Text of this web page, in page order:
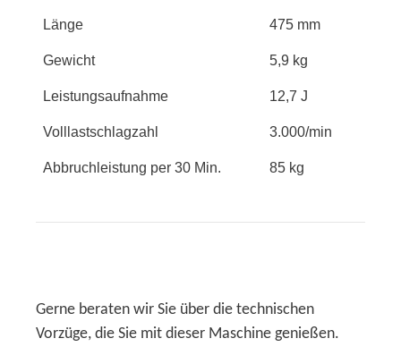
Länge 475 mm
Gewicht 5,9 kg
Leistungsaufnahme 12,7 J
Volllastschlagzahl 3.000/min
Abbruchleistung per 30 Min. 85 kg
Gerne beraten wir Sie über die technischen
Vorzüge, die Sie mit dieser Maschine genießen.